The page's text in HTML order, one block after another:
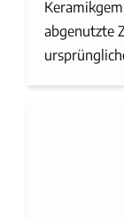
abgenutzte